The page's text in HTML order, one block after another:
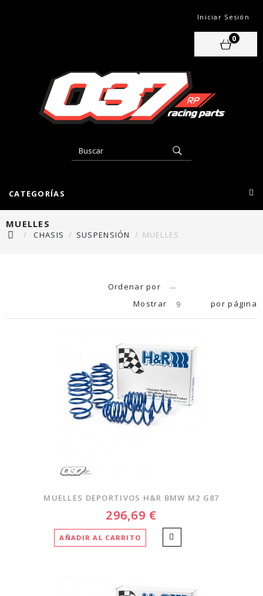
Iniciar Sesión
0
CATEGORÍAS
MUELLES
CHASIS SUSPENSIÓN MUELLES
Ordenar por --
Mostrar 9 por página
MUELLES DEPORTIVOS H&R BMW M2 G87
296,69 €
AÑADIR AL CARRITO